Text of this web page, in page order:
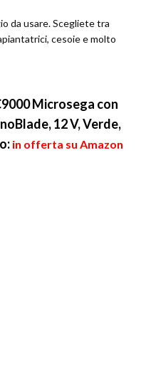
da usare. Scegliete tra
cesoie e molto
Microsega con
12 V, Verde,
in offerta su Amazon